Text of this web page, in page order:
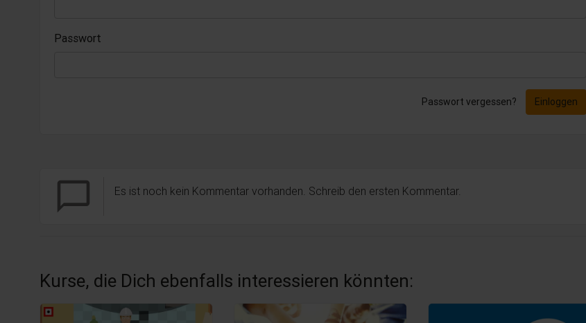
Passwort
Passwort vergessen? Einloggen
chat_bubble_outline Es ist noch kein Kommentar vorhanden. Schreib den ersten Kommentar.
Kurse, die Dich ebenfalls interessieren könnten: